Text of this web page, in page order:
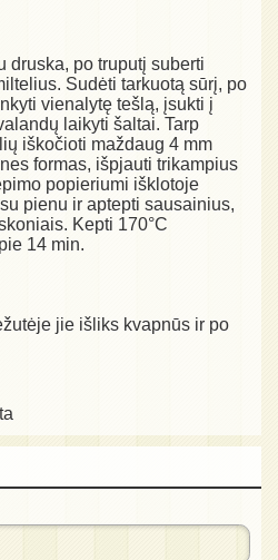
druska, po truputį suberti
Sudėti tarkuotą sūrį, po
vienalytę tešlą, įsukti į
laikyti šaltai. Tarp
iškočioti maždaug 4 mm
formas, išpjauti trikampius
popieriumi išklotoje
pienu ir aptepti sausainius,
Kepti 170°C
14 min.
jie išliks kvapnūs ir po